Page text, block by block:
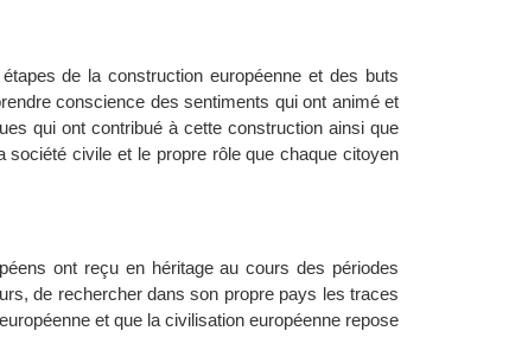
de la construction européenne et des buts
conscience des sentiments qui ont animé et
qui ont contribué à cette construction ainsi que
civile et le propre rôle que chaque citoyen
ont reçu en héritage au cours des périodes
de rechercher dans son propre pays les traces
et que la civilisation européenne repose